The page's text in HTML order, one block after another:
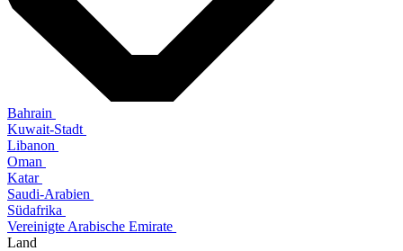
Bahrain
Kuwait-Stadt
Libanon
Oman
Katar
Saudi-Arabien
Südafrika
Vereinigte Arabische Emirate
Land